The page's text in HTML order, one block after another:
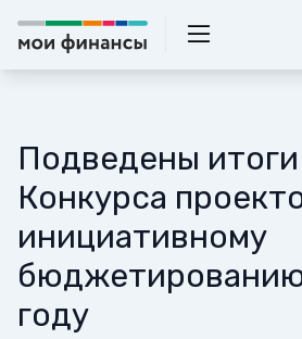
Подведены итоги
Конкурса
инициативному
году